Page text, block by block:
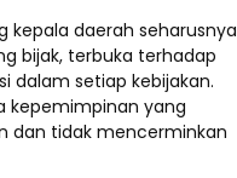
kepala daerah seharusnya
bijak, terbuka terhadap
dalam setiap kebijakan.
kepemimpinan yang
dan tidak mencerminkan